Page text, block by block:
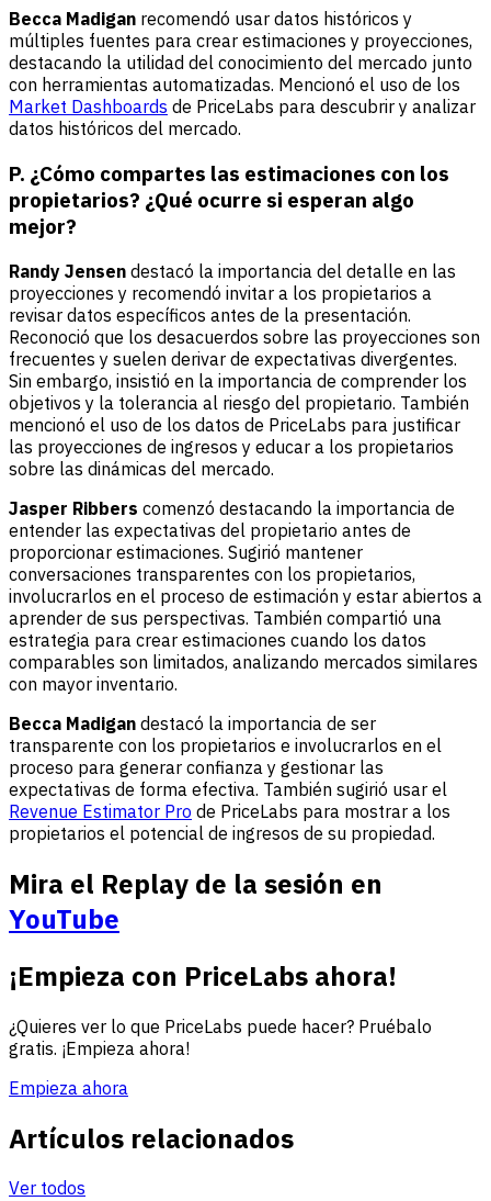
Becca Madigan recomendó usar datos históricos y
múltiples fuentes para crear estimaciones y proyecciones,
destacando la utilidad del conocimiento del mercado junto
con herramientas automatizadas. Mencionó el uso de los
Market Dashboards de PriceLabs para descubrir y analizar
datos históricos del mercado.
P. ¿Cómo compartes las estimaciones con los
propietarios? ¿Qué ocurre si esperan algo
mejor?
Randy Jensen destacó la importancia del detalle en las
proyecciones y recomendó invitar a los propietarios a
revisar datos específicos antes de la presentación.
Reconoció que los desacuerdos sobre las proyecciones son
frecuentes y suelen derivar de expectativas divergentes.
Sin embargo, insistió en la importancia de comprender los
objetivos y la tolerancia al riesgo del propietario. También
mencionó el uso de los datos de PriceLabs para justificar
las proyecciones de ingresos y educar a los propietarios
sobre las dinámicas del mercado.
Jasper Ribbers comenzó destacando la importancia de
entender las expectativas del propietario antes de
proporcionar estimaciones. Sugirió mantener
conversaciones transparentes con los propietarios,
involucrarlos en el proceso de estimación y estar abiertos a
aprender de sus perspectivas. También compartió una
estrategia para crear estimaciones cuando los datos
comparables son limitados, analizando mercados similares
con mayor inventario.
Becca Madigan destacó la importancia de ser
transparente con los propietarios e involucrarlos en el
proceso para generar confianza y gestionar las
expectativas de forma efectiva. También sugirió usar el
Revenue Estimator Pro de PriceLabs para mostrar a los
propietarios el potencial de ingresos de su propiedad.
Mira el Replay de la sesión en
YouTube
¡Empieza con PriceLabs ahora!
¿Quieres ver lo que PriceLabs puede hacer? Pruébalo
gratis. ¡Empieza ahora!
Empieza ahora
Artículos relacionados
Ver todos